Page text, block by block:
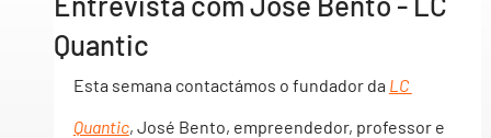
Quantic
Esta semana contactámos o fundador da LC
Quantic, José Bento, empreendedor, professor e